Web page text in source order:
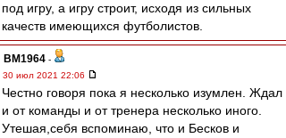
под игру, а игру строит, исходя из сильных
качеств имеющихся футболистов.
BM1964 -
30 июл 2021 22:06
Честно говоря пока я несколько изумлен. Ждал
и от команды и от тренера несколько иного.
Утешая,себя вспоминаю, что и Бесков и